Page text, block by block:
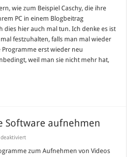
wie zum Beispiel Caschy, die ihre
PC in einem Blogbeitrag
dies hier auch mal tun. Ich denke es ist
festzuhalten, falls man mal wieder
Programme erst wieder neu
weil man sie nicht mehr hat,
Software aufnehmen
für
amzum Aufnehmen von Videos